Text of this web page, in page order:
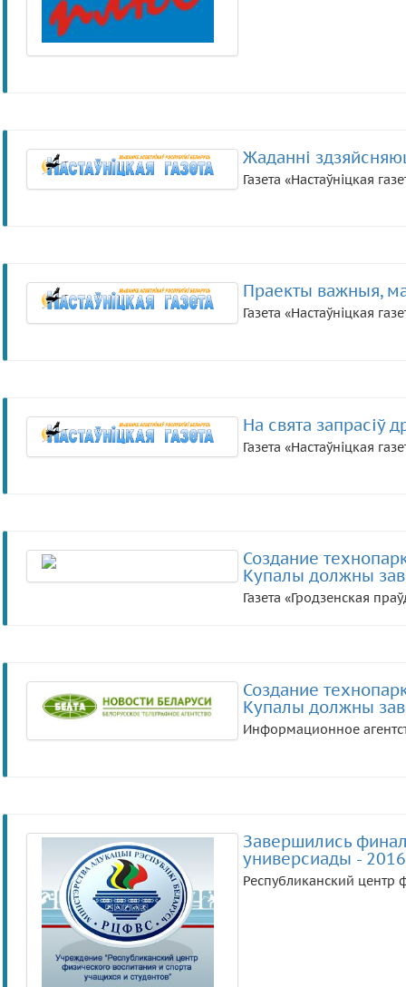
Жаданні
Газета «Настаўніцкая
Праекты важныя,
Газета «Настаўніцкая
На свята запрасіў
Газета «Настаўніцкая
Создание
Купалы должны
Газета «Гродзенская
Создание
Купалы должны
Информационное
Завершились
универсиады -
Республиканский центр